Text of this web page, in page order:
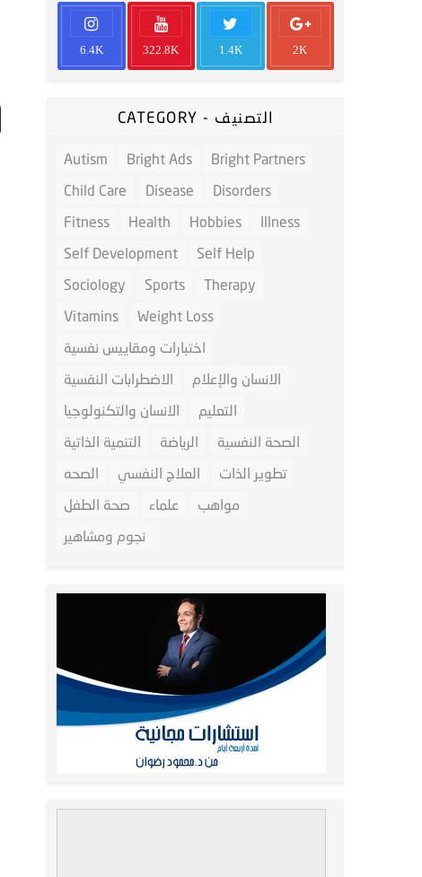
2K
1.4K
322.8K
6.4K
CATEGORY - التصنيف
Autism Bright Ads
Bright Partners
Child Care
Disease
Disorders
Fitness
Health Hobbies
Illness
Self Development
Self Help
Sociology
Sports
Therapy
Vitamins
Weight Loss
اختبارات ومقاييس نفسية
الاضطرابات النفسية
الانسان والإعلام
الانسان والتكنولوجيا
التعليم
التنمية الذاتية
الرياضة
الصحة النفسية
الصحه
العلاج النفسي
تطوير الذات
صحة الطفل
علماء
مواهب
نجوم ومشاهير